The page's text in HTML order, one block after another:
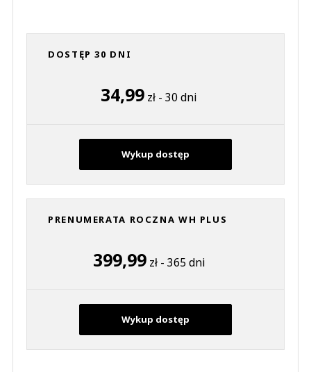
DOSTĘP 30 DNI
34,99 zł - 30 dni
Wykup dostęp
PRENUMERATA ROCZNA WH PLUS
399,99zł - 365 dni
Wykup dostęp